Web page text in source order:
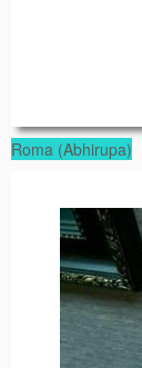
Roma (Abhirupa)